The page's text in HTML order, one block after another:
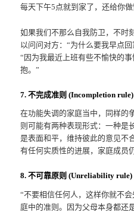
每天下午5点就到家了，还给你
如果我们不那么自我防卫，不时
以问问对方：“为什么要我早点
“因为我最近上班有些不愉快的
抱。”
7. 不完成准则 (Incompletion rule)
在功能失调的家庭当中，同样的
则可能有两种表现形式：一种是
是表面和平，维持彼此的意见不
有任何实质性的进展，家庭成员
8. 不可靠原则 (Unreliability rule)
“不要相信任何人，这样你就不
庭中的准则。因为父母本身都还